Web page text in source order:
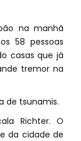
na manhã
58 pessoas
casas que já
tremor na
de tsunamis.
Richter. O
da cidade de